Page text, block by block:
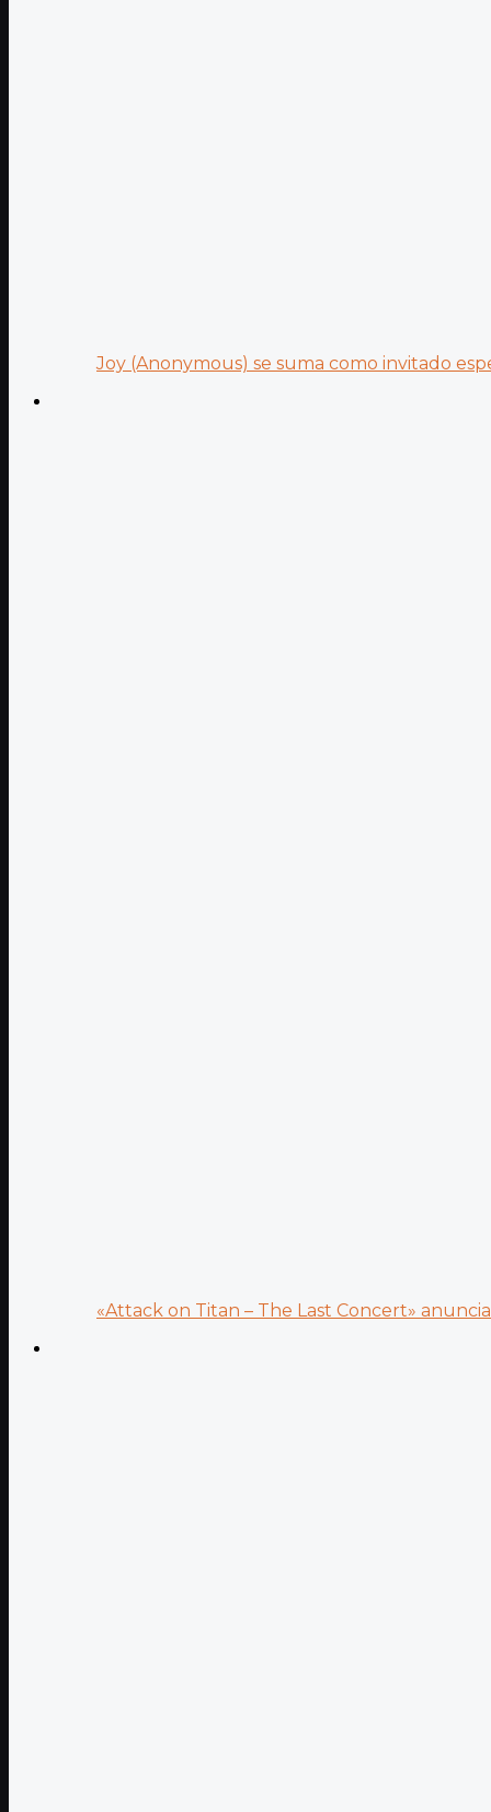
Joy (Anonymous) se suma como invitado
«Attack on Titan – The Last Concert»